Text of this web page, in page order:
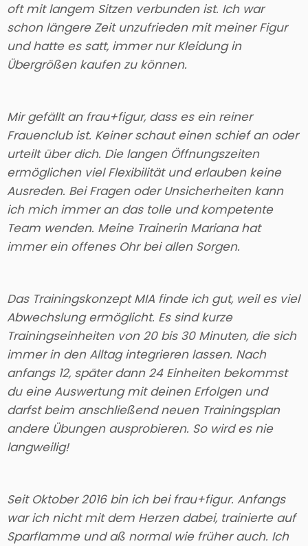
oft mit langem Sitzen verbunden ist. Ich war
schon längere Zeit unzufrieden mit meiner Figur
und hatte es satt, immer nur Kleidung in
Übergrößen kaufen zu können.
Mir gefällt an frau+figur, dass es ein reiner
Frauenclub ist. Keiner schaut einen schief an oder
urteilt über dich. Die langen Öffnungszeiten
ermöglichen viel Flexibilität und erlauben keine
Ausreden. Bei Fragen oder Unsicherheiten kann
ich mich immer an das tolle und kompetente
Team wenden. Meine Trainerin Mariana hat
immer ein offenes Ohr bei allen Sorgen.
Das Trainingskonzept MIA finde ich gut, weil es viel
Abwechslung ermöglicht. Es sind kurze
Trainingseinheiten von 20 bis 30 Minuten, die sich
immer in den Alltag integrieren lassen. Nach
anfangs 12, später dann 24 Einheiten bekommst
du eine Auswertung mit deinen Erfolgen und
darfst beim anschließend neuen Trainingsplan
andere Übungen ausprobieren. So wird es nie
langweilig!
Seit Oktober 2016 bin ich bei frau+figur. Anfangs
war ich nicht mit dem Herzen dabei, trainierte auf
Sparflamme und aß normal wie früher auch. Ich